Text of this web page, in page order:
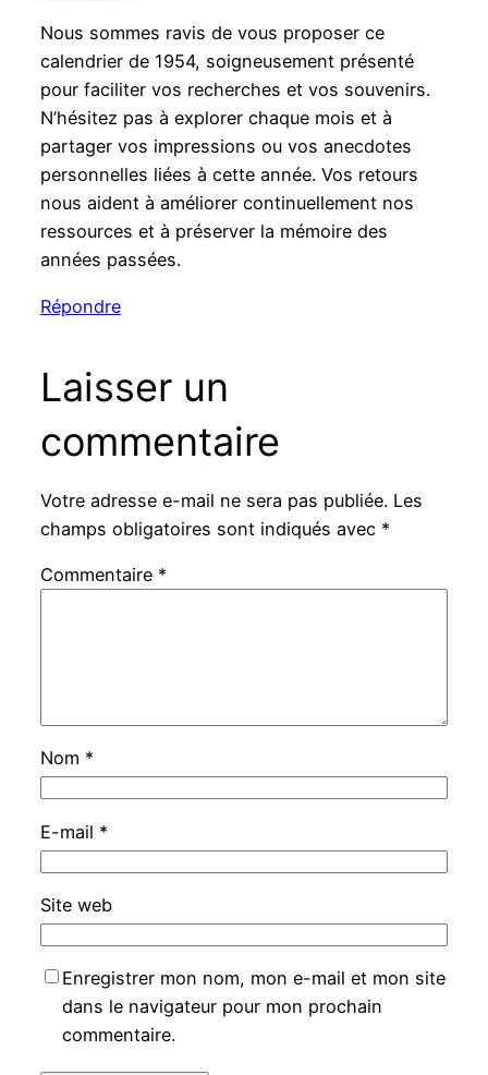
Nous sommes ravis de vous proposer ce
calendrier de 1954, soigneusement présenté
pour faciliter vos recherches et vos souvenirs.
N’hésitez pas à explorer chaque mois et à
partager vos impressions ou vos anecdotes
personnelles liées à cette année. Vos retours
nous aident à améliorer continuellement nos
ressources et à préserver la mémoire des
années passées.
Répondre
Laisser un
commentaire
Votre adresse e-mail ne sera pas publiée. Les
champs obligatoires sont indiqués avec *
Commentaire *
Nom *
E-mail *
Site web
Enregistrer mon nom, mon e-mail et mon site
dans le navigateur pour mon prochain
commentaire.